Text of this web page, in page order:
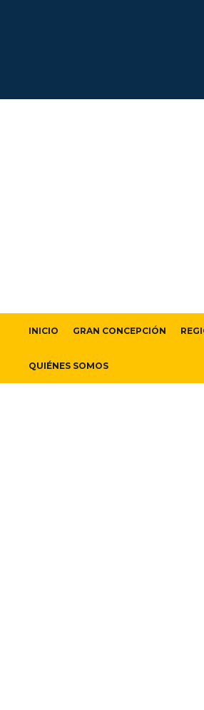
INICIO GRAN CONCEPCIÓN
QUIÉNES SOMOS